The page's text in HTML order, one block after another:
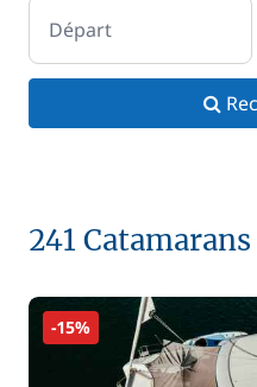
Départ
241
-15%